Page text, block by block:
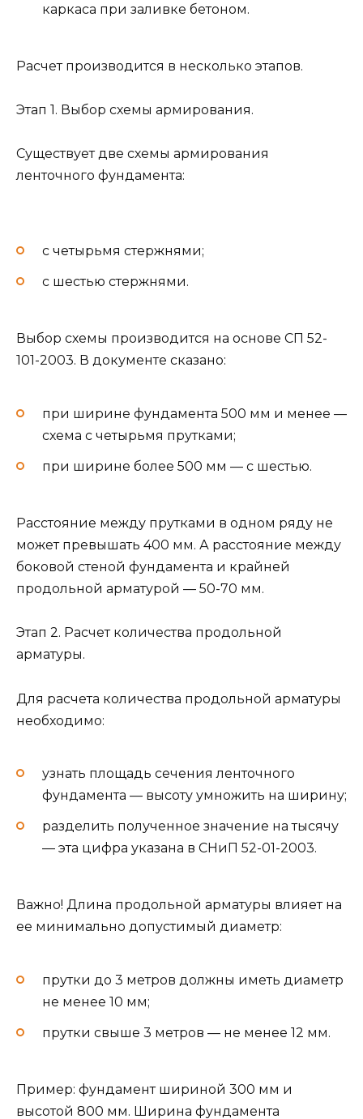
каркаса при заливке бетоном.
Расчет производится в несколько этапов.
Этап 1. Выбор схемы армирования.
Существует две схемы армирования
ленточного фундамента:
с четырьмя стержнями;
с шестью стержнями.
Выбор схемы производится на основе СП 52-
101-2003. В документе сказано:
при ширине фундамента 500 мм и менее —
схема с четырьмя прутками;
при ширине более 500 мм — с шестью.
Расстояние между прутками в одном ряду не
может превышать 400 мм. А расстояние между
боковой стеной фундамента и крайней
продольной арматурой — 50-70 мм.
Этап 2. Расчет количества продольной
арматуры.
Для расчета количества продольной арматуры
необходимо:
узнать площадь сечения ленточного
фундамента — высоту умножить на ширину;
разделить полученное значение на тысячу
— эта цифра указана в СНиП 52-01-2003.
Важно! Длина продольной арматуры влияет на
ее минимально допустимый диаметр:
прутки до 3 метров должны иметь диаметр
не менее 10 мм;
прутки свыше 3 метров — не менее 12 мм.
Пример: фундамент шириной 300 мм и
высотой 800 мм. Ширина фундамента